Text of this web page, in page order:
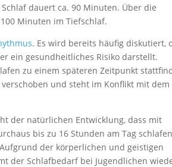
dauert ca. 90 Minuten. Über die
Minuten im Tiefschlaf.
. Es wird bereits häufig diskutiert,
ein gesundheitliches Risiko darstellt.
zu einem späteren Zeitpunkt
und steht im Konflikt mit dem
der natürlichen Entwicklung, dass mit
bis zu 16 Stunden am Tag
der körperlichen und geistigen
der Schlafbedarf bei Jugendlichen